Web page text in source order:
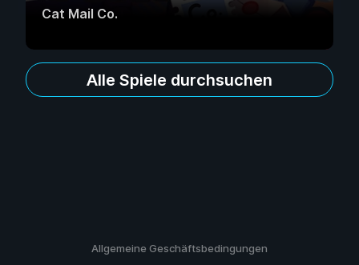
Cat Mail Co.
Alle Spiele durchsuchen
Allgemeine Geschäftsbedingungen